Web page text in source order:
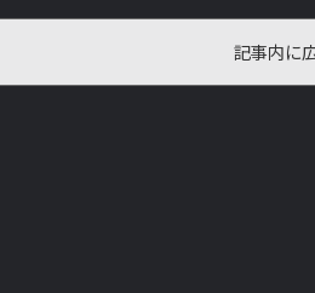
記事内に